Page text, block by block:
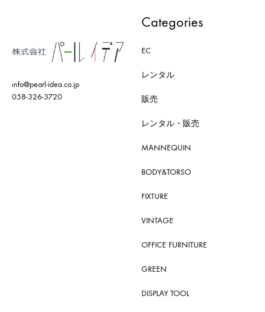
info@pearl-idea.co.jp
058-326-3720
Categories
EC
レンタル
販売
レンタル・販売
MANNEQUIN
BODY&TORSO
FIXTURE
VINTAGE
OFFICE FURNITURE
GREEN
DISPLAY TOOL